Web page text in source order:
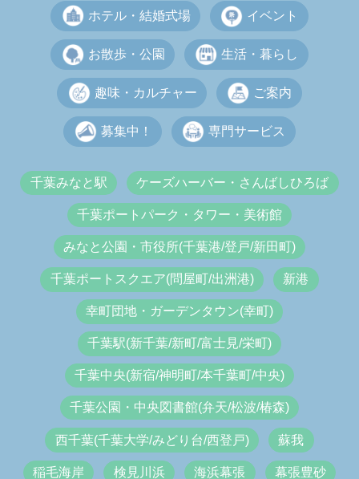
ホテル・結婚式場 イベント
お散歩・公園 生活・暮らし
趣味・カルチャー ご案内
募集中！ 専門サービス
千葉みなと駅 ケーズハーバー・さんばしひろば
千葉ポートパーク・タワー・美術館
みなと公園・市役所(千葉港/登戸/新田町)
千葉ポートスクエア(問屋町/出洲港) 新港
幸町団地・ガーデンタウン(幸町)
千葉駅(新千葉/新町/富士見/栄町)
千葉中央(新宿/神明町/本千葉町/中央)
千葉公園・中央図書館(弁天/松波/椿森)
西千葉(千葉大学/みどり台/西登戸) 蘇我
稲毛海岸 検見川浜 海浜幕張 幕張豊砂